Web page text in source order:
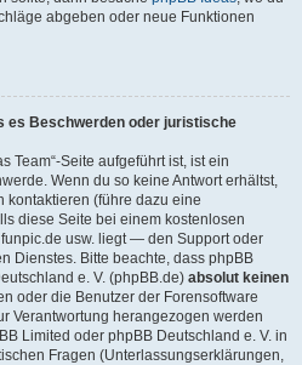
abgeben oder neue Funktionen
es Beschwerden oder juristische
Team“-Seite aufgeführt ist, ist ein
Wenn du so keine Antwort erhältst,
kontaktieren (führe dazu eine
diese Seite bei einem kostenlosen
usw. liegt — den Support oder
Dienstes. Bitte beachte, dass phpBB
e. V. (phpBB.de) absolut keinen
oder die Benutzer der Forensoftware
Verantwortung herangezogen werden
Limited oder phpBB Deutschland e. V. in
Fragen (Unterlassungserklärungen,